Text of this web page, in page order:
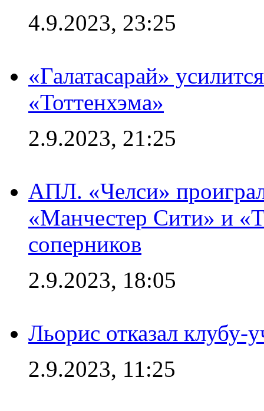
4.9.2023, 23:25
«Галатасарай»
«Тоттенхэма»
2.9.2023, 21:25
АПЛ. «Челси»
«Манчестер Сити» и
соперников
2.9.2023, 18:05
Льорис отказал клубу-
2.9.2023, 11:25